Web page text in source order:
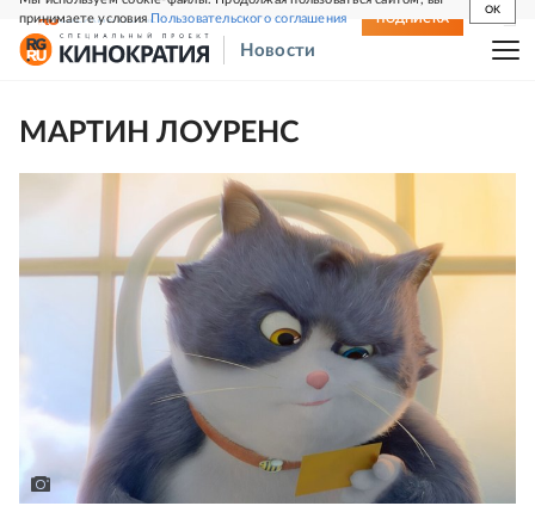
принимаете условияПользовательского соглашения
OK
СВЕЖИЙ НОМЕР ПОДПИСКА
Новости
МАРТИН ЛОУРЕНС